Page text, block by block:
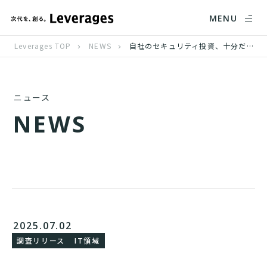
MENU
Leverages TOP NEWS 自社のセキュリティ投資、十分だと回答した経営層は2割、重要性は認識しつつも実行に課題
ニュース
NEWS
2025.07.02
調査リリース IT領域